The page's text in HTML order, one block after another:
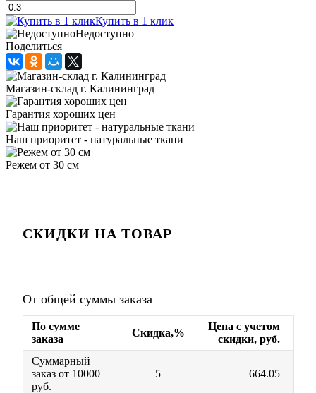
Купить в 1 клик
Недоступно
Поделиться
Магазин-склад г. Калининград
Гарантия хороших цен
Наш приоритет - натуральные ткани
Режем от 30 см
СКИДКИ НА ТОВАР
От общей суммы заказа
По сумме
заказа
Скидка,%
Цена с учетом
скидки, руб.
Суммарный
заказ от 10000
руб.
5 664.05